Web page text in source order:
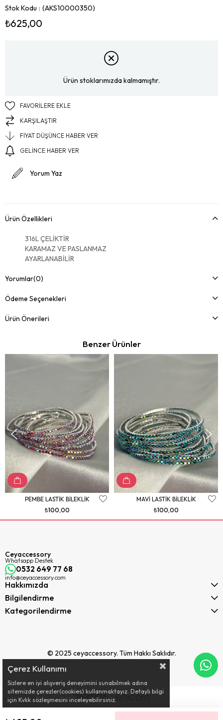
Stok Kodu (AKS10000350)
₺625,00
Ürün stoklarımızda kalmamıştır.
FAVORILERE EKLE
KARŞILAŞTIR
FIYAT DÜŞÜNCE HABER VER
GELINCE HABER VER
Yorum Yaz
Ürün Özellikleri
316L ÇELİKTİR
KARAMAZ VE PASLANMAZ
AYARLANABİLİR
Yorumlar(0)
Ödeme Seçenekleri
Ürün Önerileri
Benzer Ürünler
PEMBE LASTİK BİLEKLİK
₺100,00
MAVİ LASTİK BİLEKLİK
₺100,00
Ceyaccessory
Whatsapp Destek
0532 649 77 68
info@ceyaccessory.com
Hakkımızda
Bilgilendirme
Kategorilendirme
© 2025 ceyaccessory. Tüm Hakkı Saklıdır.
Çerez Kullanımı
Sizlere en iyi alışveriş deneyimini sunabilmek adına
sitemizde çerezler(cookies) kullanmaktayız. Detaylı bilgi
için Kvkk sözleşmesini inceleyebilirsiniz.